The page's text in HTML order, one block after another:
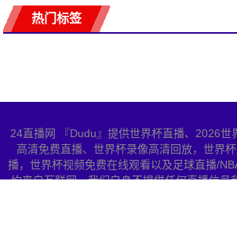
热门标签
24直播网 『Dudu』提供世界杯直播、2026世
高清免费直播、世界杯录像高清回放，世界
播，世界杯视频免费在线观看以及足球直播/
均来自互联网，我们自身不提供任何直播信号